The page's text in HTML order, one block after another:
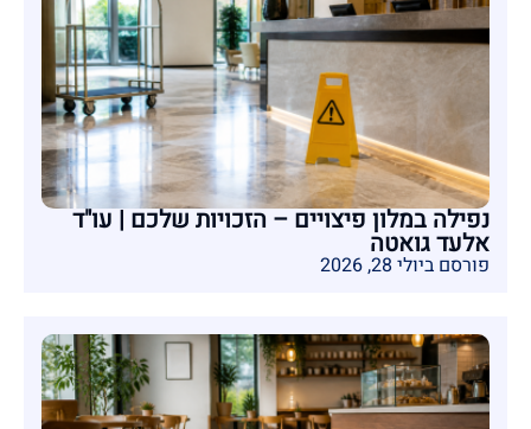
נפילה במלון פיצויים – הזכויות שלכם | עו"ד
אלעד גואטה
פורסם ביולי 28, 2026